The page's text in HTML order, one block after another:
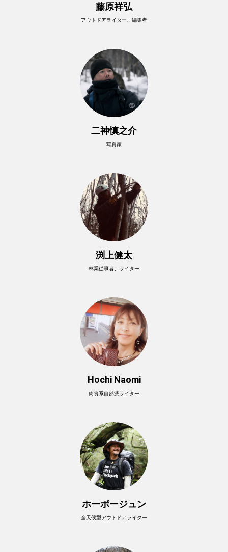
藤原祥弘
アウトドアライター、編集者
二神慎之介
写真家
渕上健太
林業従事者、ライター
Hochi Naomi
肉食系自然派ライター
ホーボージュン
全天候型アウトドアライター